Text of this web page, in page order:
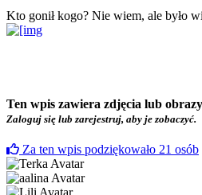
Kto gonił kogo? Nie wiem, ale było
Ten wpis zawiera zdjęcia lub
Zaloguj się lub zarejestruj, aby je zobaczyć.
Za ten wpis podziękowało 21 osób